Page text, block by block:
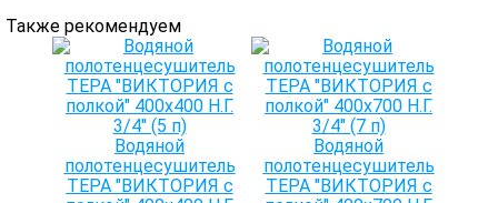
Также рекомендуем
Водяной
полотенцесушитель
ТЕРА "ВИКТОРИЯ с
Водяной
полотенцесушитель
ТЕРА "ВИКТОРИЯ с